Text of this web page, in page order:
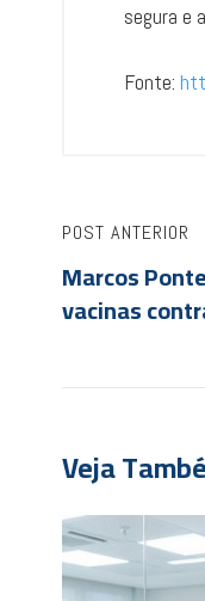
segura e
Fonte:
POST ANTERIOR
Marcos
vacinas
Veja